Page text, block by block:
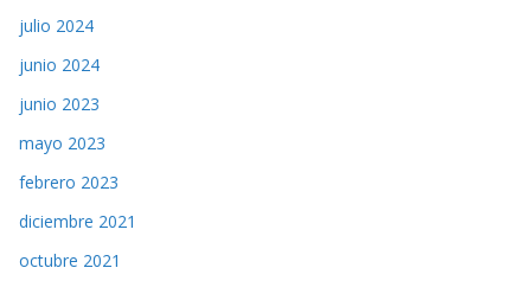
julio 2024
junio 2024
junio 2023
mayo 2023
febrero 2023
diciembre 2021
octubre 2021